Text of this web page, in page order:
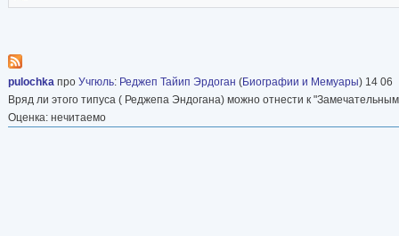
академическую точность с глубоким
объективную биографию президента, в
контексте эпохи.
pulochka про Учгюль: Реджеп Тайип Эрдоган (Биографии и Мемуары) 14 06
Вряд ли этого типуса ( Реджепа Эндогана) можно отнести к
Оценка: нечитаемо